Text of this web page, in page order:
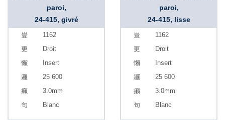
paroi,
24-415, givré
1162
Droit
Insert
25 600
3.0mm
Blanc
paroi,
24-415, lisse
1162
Droit
Insert
25 600
3.0mm
Blanc